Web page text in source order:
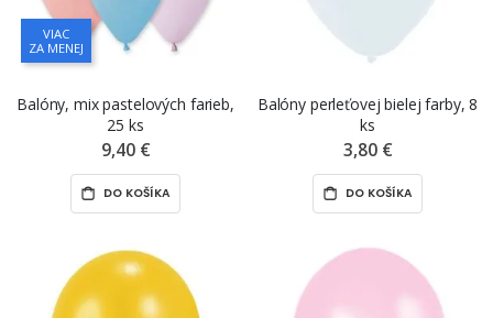
VIAC
ZA MENEJ
Balóny, mix pastelových farieb,
25 ks
9,40 €
DO KOŠÍKA
Balóny perleťovej bielej farby, 8
ks
3,80 €
DO KOŠÍKA